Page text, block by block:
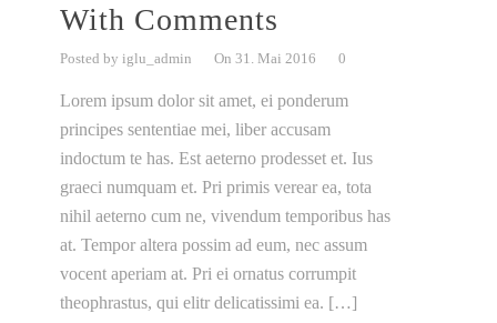
With Comments
Posted by iglu_admin On 31. Mai 2016 0
Lorem ipsum dolor sit amet, ei ponderum
principes sententiae mei, liber accusam
indoctum te has. Est aeterno prodesset et. Ius
graeci numquam et. Pri primis verear ea, tota
nihil aeterno cum ne, vivendum temporibus has
at. Tempor altera possim ad eum, nec assum
vocent aperiam at. Pri ei ornatus corrumpit
theophrastus, qui elitr delicatissimi ea. […]